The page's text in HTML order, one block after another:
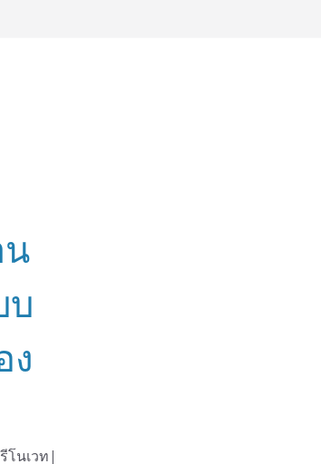
บ
โนเวท|